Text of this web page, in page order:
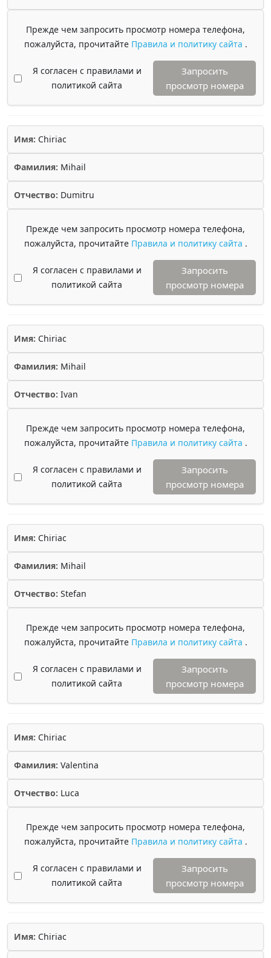
Прежде чем запросить просмотр номера телефона,
пожалуйста, прочитайте Правила и политику сайта .
Я согласен с правилами и
политикой сайта
Запросить
просмотр номера
Имя: Chiriac
Фамилия: Mihail
Отчество: Dumitru
Прежде чем запросить просмотр номера телефона,
пожалуйста, прочитайте Правила и политику сайта .
Я согласен с правилами и
политикой сайта
Запросить
просмотр номера
Имя: Chiriac
Фамилия: Mihail
Отчество: Ivan
Прежде чем запросить просмотр номера телефона,
пожалуйста, прочитайте Правила и политику сайта .
Я согласен с правилами и
политикой сайта
Запросить
просмотр номера
Имя: Chiriac
Фамилия: Mihail
Отчество: Stefan
Прежде чем запросить просмотр номера телефона,
пожалуйста, прочитайте Правила и политику сайта .
Я согласен с правилами и
политикой сайта
Запросить
просмотр номера
Имя: Chiriac
Фамилия: Valentina
Отчество: Luca
Прежде чем запросить просмотр номера телефона,
пожалуйста, прочитайте Правила и политику сайта .
Я согласен с правилами и
политикой сайта
Запросить
просмотр номера
Имя: Chiriac